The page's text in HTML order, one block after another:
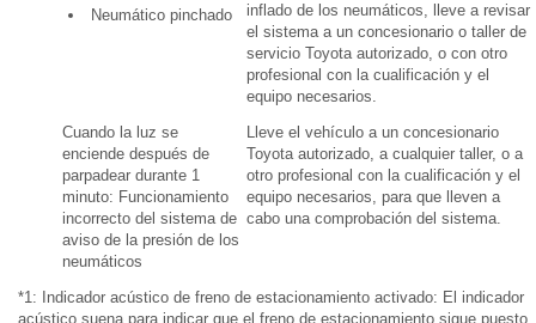
Neumático pinchado
inflado de los neumáticos, lleve a revisar
el sistema a un concesionario o taller de
servicio Toyota autorizado, o con otro
profesional con la cualificación y el
equipo necesarios.
Cuando la luz se
enciende después de
parpadear durante 1
minuto: Funcionamiento
incorrecto del sistema de
aviso de la presión de los
neumáticos
Lleve el vehículo a un concesionario
Toyota autorizado, a cualquier taller, o a
otro profesional con la cualificación y el
equipo necesarios, para que lleven a
cabo una comprobación del sistema.
*1: Indicador acústico de freno de estacionamiento activado: El indicador
acústico suena para indicar que el freno de estacionamiento sigue puesto